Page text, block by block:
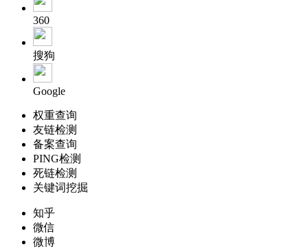
360
搜狗
Google
权重查询
友链检测
备案查询
PING检测
死链检测
关键词挖掘
知乎
微信
微博